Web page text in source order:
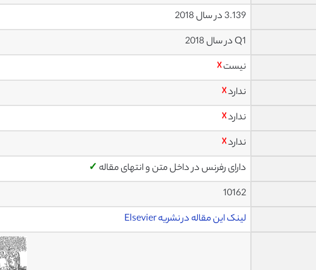
3.139 در سال 2018
Q1 در سال 2018
نیست☓
ندارد☓
ندارد☓
ندارد☓
دارای رفرنس در داخل متن و انتهای مقاله ✓
10162
لینک این مقاله در نشریه Elsevier